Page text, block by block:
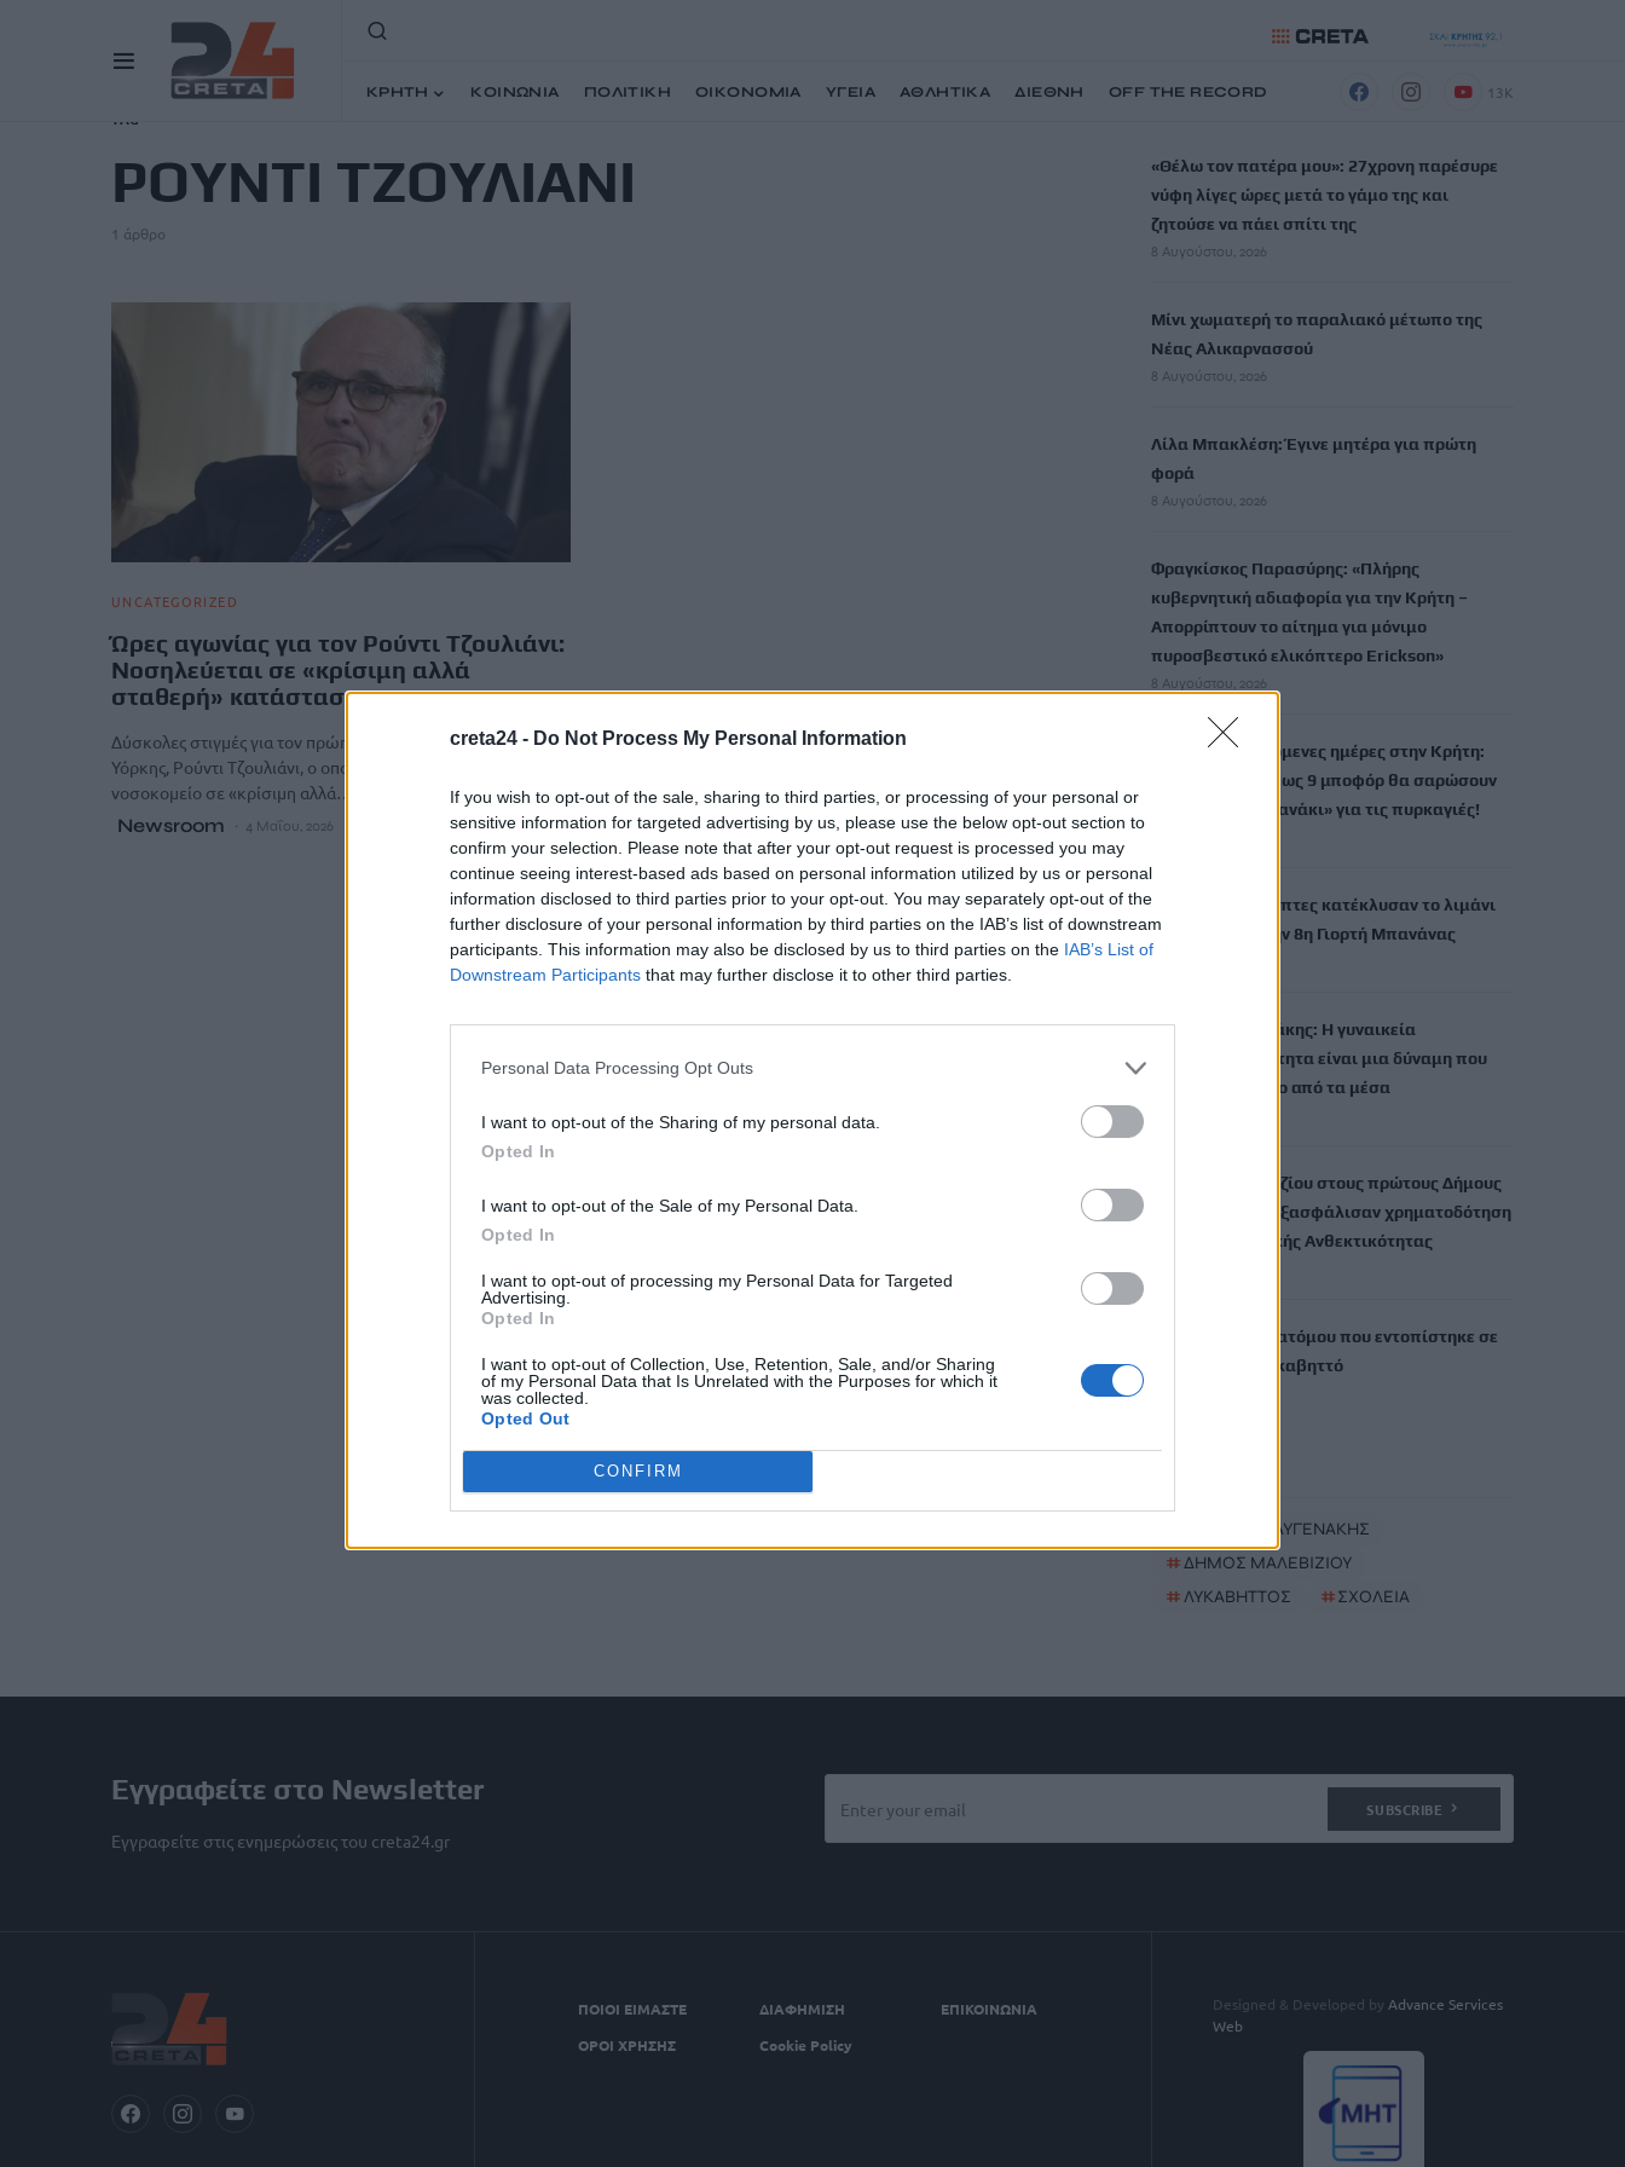
creta24 - Do Not Process My Personal Information
If you wish to opt-out of the sale, sharing to third parties, or processing of your personal or
sensitive information for targeted advertising by us, please use the below opt-out section to
confirm your selection. Please note that after your opt-out request is processed you may
continue seeing interest-based ads based on personal information utilized by us or personal
information disclosed to third parties prior to your opt-out. You may separately opt-out of the
further disclosure of your personal information by third parties on the IAB’s list of downstream
participants. This information may also be disclosed by us to third parties on the IAB’s List of
Downstream Participants that may further disclose it to other third parties.
Personal Data Processing Opt Outs
I want to opt-out of the Sharing of my personal data.
Opted In
I want to opt-out of the Sale of my Personal Data.
Opted In
I want to opt-out of processing my Personal Data for Targeted
Advertising.
Opted In
I want to opt-out of Collection, Use, Retention, Sale, and/or Sharing
of my Personal Data that Is Unrelated with the Purposes for which it
was collected.
Opted Out
CONFIRM
ΚΡΗΤΗ ΚΟΙΝΩΝΙΑ ΠΟΛΙΤΙΚΗ ΟΙΚΟΝΟΜΙΑ ΥΓΕΙΑ ΑΘΛΗΤΙΚΑ ΔΙΕΘΝΗ OFF THE RECORD
13K
TAG
ΡΟΥΝΤΙ ΤΖΟΥΛΙΑΝΙ
1 άρθρο
UNCATEGORIZED
Ώρες αγωνίας για τον Ρούντι Τζουλιάνι:
Νοσηλεύεται σε «κρίσιμη αλλά
σταθερή» κατάσταση
Δύσκολες στιγμές για τον πρώην δήμαρχο της Νέας
Υόρκης, Ρούντι Τζουλιάνι, ο οποίος νοσηλεύεται σε
νοσοκομείο σε «κρίσιμη αλλά…
Newsroom 4 Μαΐου, 2026
«Θέλω τον πατέρα μου»: 27χρονη παρέσυρε
νύφη λίγες ώρες μετά το γάμο της και
ζητούσε να πάει σπίτι της
8 Αυγούστου, 2026
Μίνι χωματερή το παραλιακό μέτωπο της
Νέας Αλικαρνασσού
8 Αυγούστου, 2026
Λίλα Μπακλέση: Έγινε μητέρα για πρώτη
φορά
8 Αυγούστου, 2026
Φραγκίσκος Παρασύρης: «Πλήρης
κυβερνητική αδιαφορία για την Κρήτη –
Απορρίπτουν το αίτημα για μόνιμο
πυροσβεστικό ελικόπτερο Erickson»
8 Αυγούστου, 2026
Δύσκολες οι επόμενες ημέρες στην Κρήτη:
Ισχυροί άνεμοι έως 9 μποφόρ θα σαρώσουν
το νησί – «Καμπανάκι» για τις πυρκαγιές!
Χιλιάδες επισκέπτες κατέκλυσαν το λιμάνι
της Άρβης για την 8η Γιορτή Μπανάνας
Λευτέρης Αυγενάκης: Η γυναικεία
επιχειρηματικότητα είναι μια δύναμη που
αλλάζει τον τόπο από τα μέσα
Ο Δήμος Μαλεβιζίου στους πρώτους Δήμους
της χώρας που εξασφάλισαν χρηματοδότηση
για Σχέδιο Αστικής Ανθεκτικότητας
Θρίλερ με σορό ατόμου που εντοπίστηκε σε
σπηλιά στον Λυκαβηττό
ΛΕΥΤΕΡΗΣ ΑΥΓΕΝΑΚΗΣ
#ΔΗΜΟΣ ΜΑΛΕΒΙΖΙΟΥ
#ΛΥΚΑΒΗΤΤΟΣ #ΣΧΟΛΕΙΑ
Εγγραφείτε στο Newsletter
Εγγραφείτε στις ενημερώσεις του creta24.gr
SUBSCRIBE
ΠΟΙΟΙ ΕΙΜΑΣΤΕ ΔΙΑΦΗΜΙΣΗ
ΕΠΙΚΟΙΝΩΝΙΑ
ΟΡΟΙ ΧΡΗΣΗΣ
Cookie Policy
Designed & Developed by Advance Services
Web